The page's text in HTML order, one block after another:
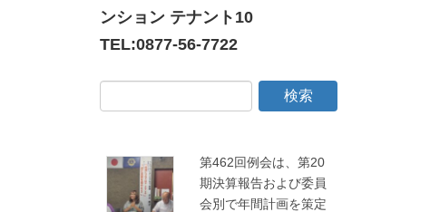
ンション テナント10
TEL:0877-56-7722
第462回例会は、第20
期決算報告および委員
会別で年間計画を策定